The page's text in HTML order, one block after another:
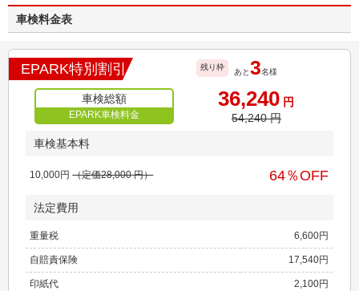
車検料金表
EPARK特別割引 残り枠
あと3名様
車検総額
EPARK車検料金
36,240 円
54,240円
車検基本料
10,000円 （定価28,000円） 64％OFF
法定費用
重量税 6,600円
自賠責保険 17,540円
印紙代 2,100円